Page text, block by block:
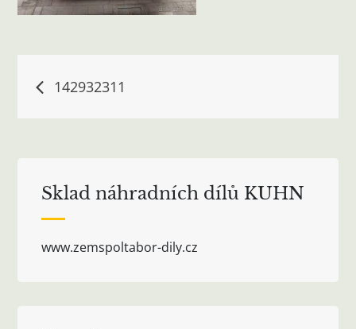
Navigace
142932311
Sklad náhradních dílů KUHN
www.zemspoltabor-dily.cz